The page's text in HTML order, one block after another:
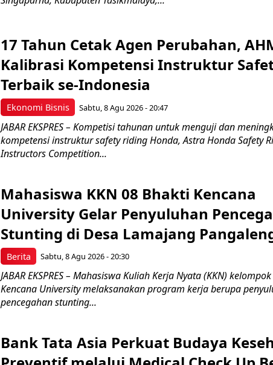
Ekonomi Bisnis
17 Tahun Cetak Agen Perubahan,
Kalibrasi Kompetensi Instruktur
Terbaik se-Indonesia
Sabtu, 8 Agu 2026 - 20:47
JABAR EKSPRES – Kompetisi tahunan untuk menguji dan
kompetensi instruktur safety riding Honda, Astra Honda Safety
Instructors Competition...
Berita
Mahasiswa KKN 08 Bhakti Kencana
University Gelar Penyuluhan
Stunting di Desa Lamajang
Sabtu, 8 Agu 2026 - 20:30
JABAR EKSPRES – Mahasiswa Kuliah Kerja Nyata (KKN)
Kencana University melaksanakan program kerja berupa
pencegahan stunting...
Bank Tata Asia Perkuat Budaya